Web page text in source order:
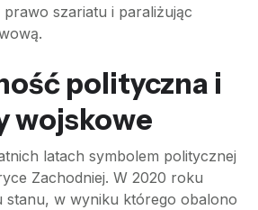
szariatu i paraliżując
polityczna i
wojskowe
latach symbolem politycznej
Zachodniej. W 2020 roku
stanu, w wyniku którego obalono